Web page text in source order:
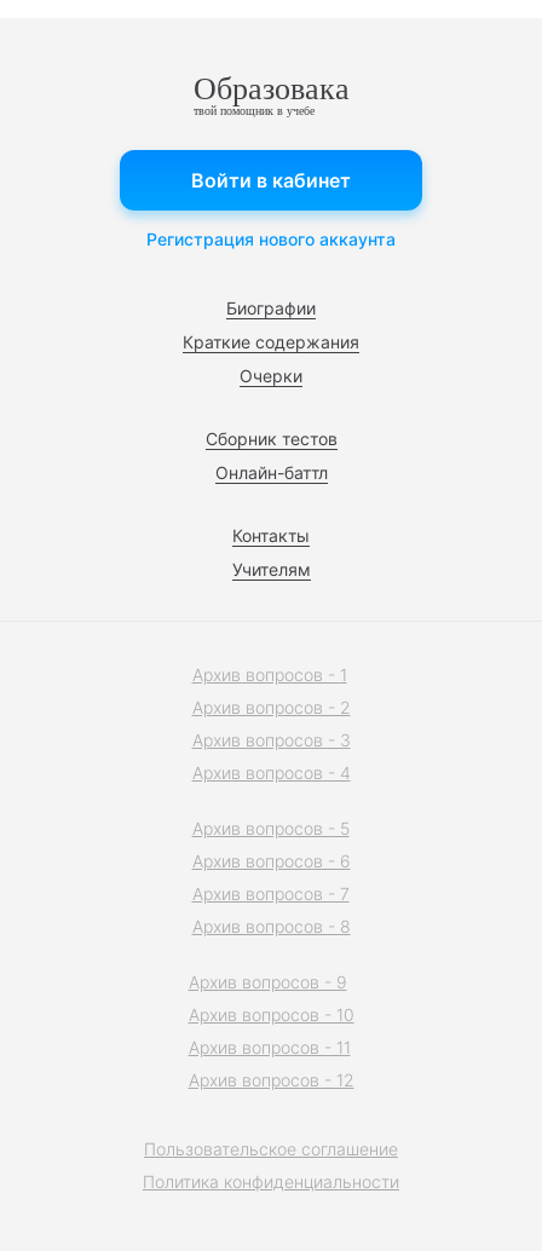
Образовака
твой помощник в учебе
Биографии
Краткие содержания
Очерки
Сборник тестов
Онлайн-баттл
Контакты
Учителям
Войти в кабинет
Регистрация нового аккаунта
Пользовательское соглашение
Политика конфиденциальности
Архив вопросов - 1
Архив вопросов - 2
Архив вопросов - 3
Архив вопросов - 4
Архив вопросов - 5
Архив вопросов - 6
Архив вопросов - 7
Архив вопросов - 8
Архив вопросов - 9
Архив вопросов - 10
Архив вопросов - 11
Архив вопросов - 12